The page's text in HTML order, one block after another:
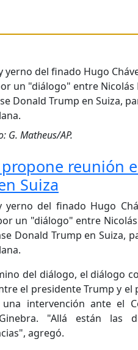
G. Matheus/AP.
reunión
Suiza
yerno del finado Hugo
un "diálogo" entre
Donald Trump en Suiza,
del diálogo, el diálogo
el presidente Trump y el
intervención ante el
"Allá están las
agregó.